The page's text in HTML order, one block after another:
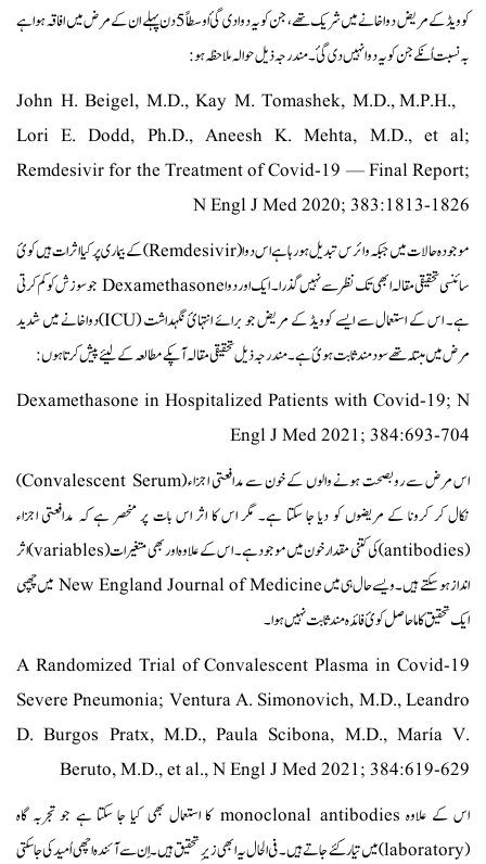
کوویڈ کے مریض دواخانے میں شریک تھے، جن کو یہ دوا دی گئ اوسطاً 5 دن پہلے ان کے مرض میں افاقہ ہوا ہے
بہ نسبت اُنکے جن کو یہ دوا نہیں دی گئ۔ مندرجہ ذیل حوالہ ملاحظہ ہو:
John H. Beigel, M.D., Kay M. Tomashek, M.D., M.P.H.,
Lori E. Dodd, Ph.D., Aneesh K. Mehta, M.D., et al;
Remdesivir for the Treatment of Covid-19 — Final Report;
N Engl J Med 2020; 383:1813-1826
موجودہ حالات میں جبکہ وائرس تبدیل ہورہا ہے اس دوا (Remdesivir) کے بیماری پر کیا اثرات ہیں کوئ
سائنسی تحقیقی مقالہ ابھی تک نظر سے نہیں گذرا۔ ایک اور دوا Dexamethasone جو سوزش کو کم کرتی
ہے۔ اس کے استعمال سے ایسے کوویڈ کے مریض جو برائے انتہائ نگہداشت (ICU)دواخانے میں شدید
مرض میں مبتلہ تھے سودمند ثابت ہوئ ہے۔ مندرجہ ذیل تحقیقی مقالہ آپکے مطالعہ کے لیئے پیش کرتا ہوں:
Dexamethasone in Hospitalized Patients with Covid-19; N
Engl J Med 2021; 384:693-704
اس مرض سے روبصحت ہونے والوں کے خون سے مدافعتی اجزاء (Convalescent Serum)
نکال کر کرونا کے مریضوں کو دیا جا سکتا ہے۔ مگر اس کا اثر اس بات پر منحصر ہے کہ مدافعتی اجزاء
(antibodies) کی کتنی مقدار خون میں موجود ہے۔ اس کے علاوہ اور بھی متغیرات (variables) اثر
انداز ہو سکتے ہیں۔ ویسے حال ہی میں New England Journal of Medicine میں چھپی
ایک تحقیق کا ما حاصل کوئ فائدہ مند ثابت نہیں ہوا۔
A Randomized Trial of Convalescent Plasma in Covid-19
Severe Pneumonia; Ventura A. Simonovich, M.D., Leandro
D. Burgos Pratx, M.D., Paula Scibona, M.D., María V.
Beruto, M.D., et al., N Engl J Med 2021; 384:619-629
اس کے علاوہ monoclonal antibodies کا استعمال بھی کیا جا سکتا ہے جو تجربہ گاہ
(laboratory) میں تیار کئے جاتے ہیں۔ فی الحال یہ ابھی زیرِ تحقیق ہیں۔ اِن سے آئندہ اچھی اُمید کی جا سکتی